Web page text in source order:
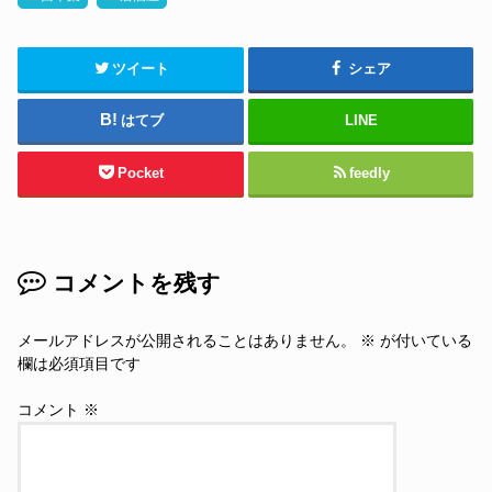
ツイート シェア
はてブ LINE
Pocket feedly
コメントを残す
メールアドレスが公開されることはありません。 ※ が付いている
欄は必須項目です
コメント ※